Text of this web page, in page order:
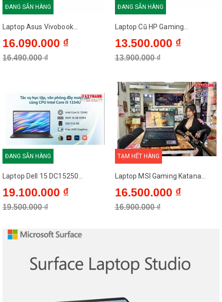
ĐANG SẴN HÀNG
Laptop Asus Vivobook...
16.090.000 ₫
16.490.000 ₫
ĐANG SẴN HÀNG
Laptop Dell 15 DC15250...
19.100.000 ₫
19.500.000 ₫
ĐANG SẴN HÀNG
Laptop Cũ HP Gaming...
13.500.000 ₫
13.900.000 ₫
TẠM HẾT HÀNG
Laptop MSI Gaming Katana...
16.500.000 ₫
16.900.000 ₫